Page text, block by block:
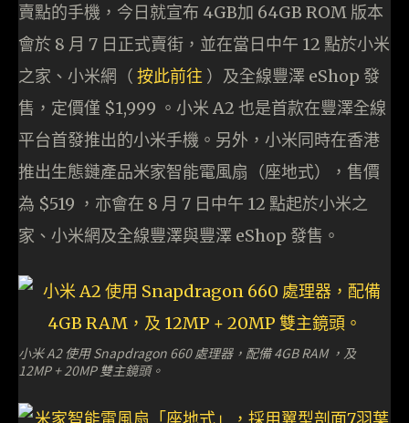
賣點的手機，今日就宣布 4GB加 64GB ROM 版本
會於 8 月 7 日正式賣街，並在當日中午 12 點於小米
之家、小米網（ 按此前往 ）及全線豐澤 eShop 發
售，定價僅 $1,999 。小米 A2 也是首款在豐澤全線
平台首發推出的小米手機。另外，小米同時在香港
推出生態鏈產品米家智能電風扇（座地式），售價
為 $519 ，亦會在 8 月 7 日中午 12 點起於小米之
家、小米網及全線豐澤與豐澤 eShop 發售。
小米 A2 使用 Snapdragon 660 處理器，配備 4GB RAM ，及
12MP + 20MP 雙主鏡頭。